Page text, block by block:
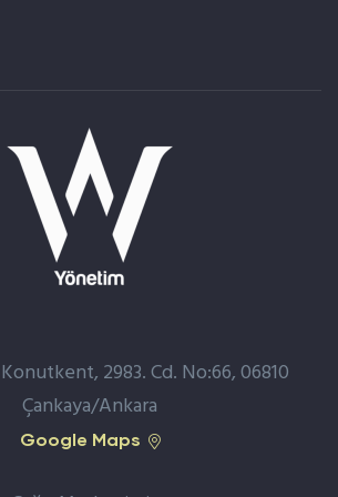
2983. Cd. No:66, 06810
Çankaya/Ankara
Google Maps